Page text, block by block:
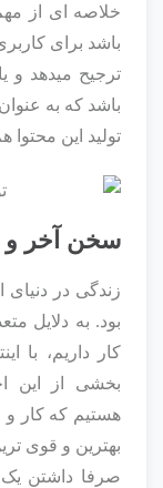
خلاصه ای از
باشد برای
ترجیح میدهد و
باشد که به
تولید این
سخن آخر و
زندگی در دنیای
بود. به دلایل
کار داریم، با
بخشی از این
هستیم که کار
بهترین و قوی
صرفا داشتن یک